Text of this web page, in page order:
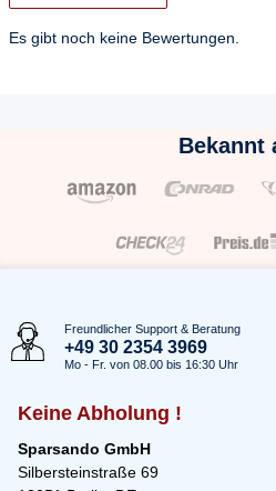
Es gibt noch keine Bewertungen.
Bekannt
Freundlicher Support & Beratung
+49 30 2354 3969
Mo - Fr. von 08.00 bis 16:30 Uhr
Keine Abholung !
Sparsando GmbH
Silbersteinstraße 69